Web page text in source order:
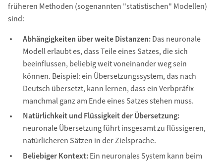
früheren Methoden (sogenannten "statistischen" Modellen)
sind:
Abhängigkeiten über weite Distanzen:Das neuronale
Modell erlaubt es, dass Teile eines Satzes, die sich
beeinflussen, beliebig weit voneinander weg sein
können. Beispiel: ein Übersetzungssystem, das nach
Deutsch übersetzt, kann lernen, dass ein Verbpräfix
manchmal ganz am Ende eines Satzes stehen muss.
Natürlichkeit und Flüssigkeit der Übersetzung:
neuronale Übersetzung führt insgesamt zu flüssigeren,
natürlicheren Sätzen in der Zielsprache.
Beliebiger Kontext:Ein neuronales System kann beim